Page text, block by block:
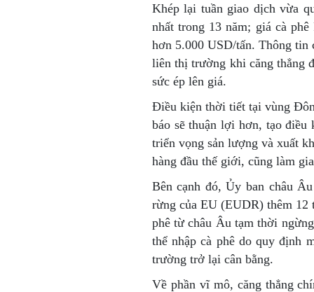
Khép lại tuần giao dịch vừa
nhất trong 13 năm; giá cà
hơn 5.000 USD/tấn. Thông tin
liên thị trường khi căng thẳng
sức ép lên giá.
Điều kiện thời tiết tại vùng
báo sẽ thuận lợi hơn, tạo điều
triển vọng sản lượng và xuất
hàng đầu thế giới, cũng làm
Bên cạnh đó, Ủy ban châu
rừng của EU (EUDR) thêm 12
phê từ châu Âu tạm thời
thể nhập cà phê do quy định
trường trở lại cân bằng.
Về phần vĩ mô, căng thẳng